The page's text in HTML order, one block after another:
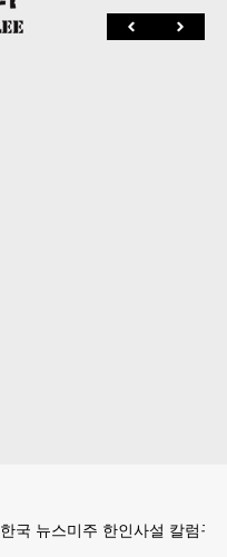
한국 뉴스미주 한인사설 칼럼구